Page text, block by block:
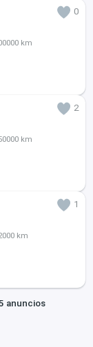
0
km
2
km
1
km
anuncios